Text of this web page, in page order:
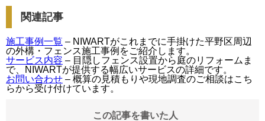
関連記事
施工事例一覧 – NIWARTがこれまでに手掛けた平野区周辺
の外構・フェンス施工事例をご紹介します。
サービス内容 – 目隠しフェンス設置から庭のリフォームま
で、NIWARTが提供する幅広いサービスの詳細です。
お問い合わせ – 概算の見積もりや現地調査のご相談はこち
らから受け付けています。
この記事を書いた人